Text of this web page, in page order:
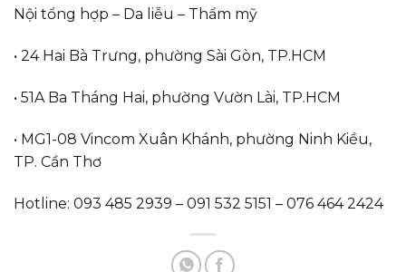
Nội tổng hợp – Da liễu – Thẩm mỹ
• 24 Hai Bà Trưng, phường Sài Gòn, TP.HCM
• 51A Ba Tháng Hai, phường Vườn Lài, TP.HCM
• MG1-08 Vincom Xuân Khánh, phường Ninh Kiều,
TP. Cần Thơ
Hotline: 093 485 2939 – 091 532 5151 – 076 464 2424